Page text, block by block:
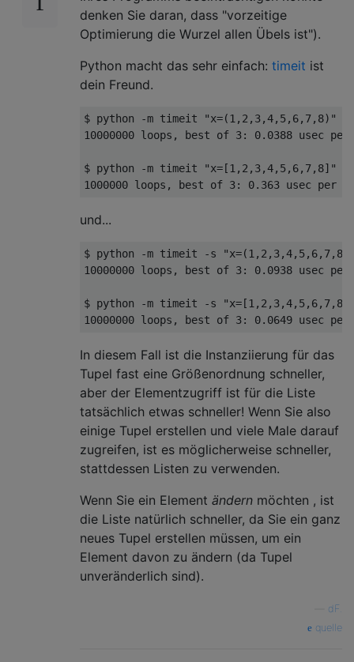
denken Sie daran, dass "vorzeitige
Optimierung die Wurzel allen Übels ist").
Python macht das sehr einfach: timeit ist
dein Freund.
$ python -m timeit
"x=(1,2,3,4,5,6,7,8)"
10000000 loops , best of 3: 0.0388 usec per
$ python -m timeit
"x=[1,2,3,4,5,6,7,8]"
1000000 loops , best of 3: 0.363 usec per
und...
$ python -m timeit -s
10000000 loops , best of 3: 0.0938 usec per
$ python -m timeit -s
10000000 loops , best of 3: 0.0649 usec per
In diesem Fall ist die Instanziierung für das
Tupel fast eine Größenordnung schneller,
aber der Elementzugriff ist für die Liste
tatsächlich etwas schneller! Wenn Sie also
einige Tupel erstellen und viele Male darauf
zugreifen, ist es möglicherweise schneller,
stattdessen Listen zu verwenden.
Wenn Sie ein Element ändern möchten , ist
die Liste natürlich schneller, da Sie ein ganz
neues Tupel erstellen müssen, um ein
Element davon zu ändern (da Tupel
unveränderlich sind).
dF.
quelle